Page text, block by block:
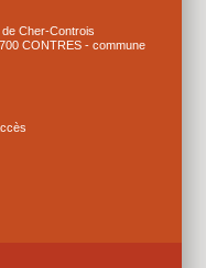
Cher-Controis
CONTRES - commune